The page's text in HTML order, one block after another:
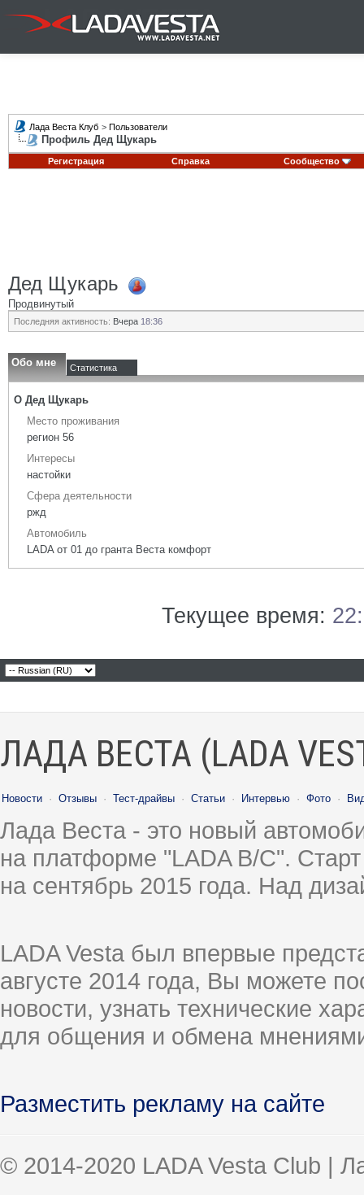
Лада Веста Клуб > Пользователи
Профиль Дед Щукарь
Регистрация Справка Сообщество
Дед Щукарь
Продвинутый
Последняя активность: Вчера 18:36
Обо мне Статистика
О Дед Щукарь
Место проживания
регион 56
Интересы
настойки
Сфера деятельности
ржд
Автомобиль
LADA от 01 до гранта Веста комфорт
Текущее время:
ЛАДА ВЕСТА (LADA
Новости · Отзывы · Тест-драйвы · Статьи · Интервью · Фото ·
Лада Веста - это новый
на платформе "LADA B/C".
на сентябрь 2015 года. Над
LADA Vesta был впервые
августе 2014 года, Вы можете
новости, узнать технические
для общения и обмена
Разместить рекламу на сайте
© 2014-2020 LADA Vesta Club |